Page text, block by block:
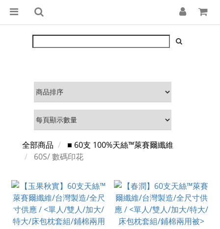
全部商品
■ 60支 100%天絲™萊賽爾纖維
60S/ 數碼印花